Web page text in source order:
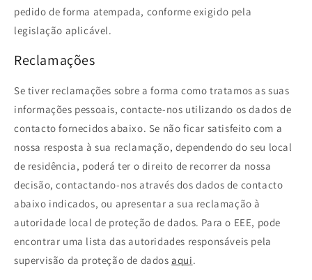
pedido de forma atempada, conforme exigido pela
legislação aplicável.
Reclamações
Se tiver reclamações sobre a forma como tratamos as suas
informações pessoais, contacte-nos utilizando os dados de
contacto fornecidos abaixo. Se não ficar satisfeito com a
nossa resposta à sua reclamação, dependendo do seu local
de residência, poderá ter o direito de recorrer da nossa
decisão, contactando-nos através dos dados de contacto
abaixo indicados, ou apresentar a sua reclamação à
autoridade local de proteção de dados. Para o EEE, pode
encontrar uma lista das autoridades responsáveis pela
supervisão da proteção de dadosaqui.